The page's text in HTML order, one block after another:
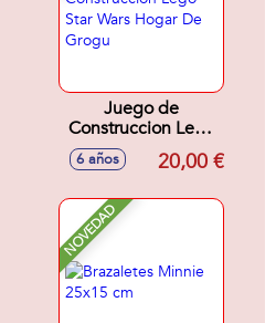
Juego de
Construccion Lego
Star Wars Hogar De
Grogu
6 años 20,00 €
NOVEDAD